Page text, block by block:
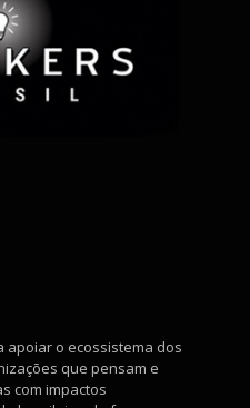
apoiar o ecossistema dos
que pensam e
com impactos